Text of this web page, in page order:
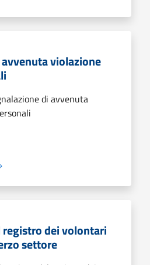
violazione
di avvenuta
dei volontari
settore